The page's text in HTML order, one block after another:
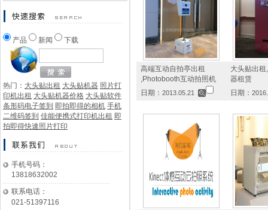
产品 新闻 下载
热门： 大头贴出租 大头贴机器 照片打
印机出租 大头贴机器价格 大头贴软件
条形码电子签到 即拍即得的相机 手机
二维码签到 佳能便携式打印机出租 即
拍即得快速照片打印
手机号码：
13818632002
联系电话：
021-51397116
高端互动自拍亭出租​
,Photobooth互动拍照机
日期： 2013.05.21
大头贴出
器租赁
日期：